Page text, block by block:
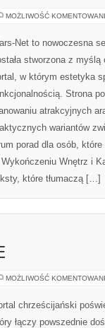
MOŻLIWOŚĆ
Net to nowoczesna
stworzona z
w którym estetyka
Strona
atrakcyjnych
wariantów
porad dla osób,
Wnętrz i
które tłumaczą […]
MOŻLIWOŚĆ
chrześcijański
łączy powszednie